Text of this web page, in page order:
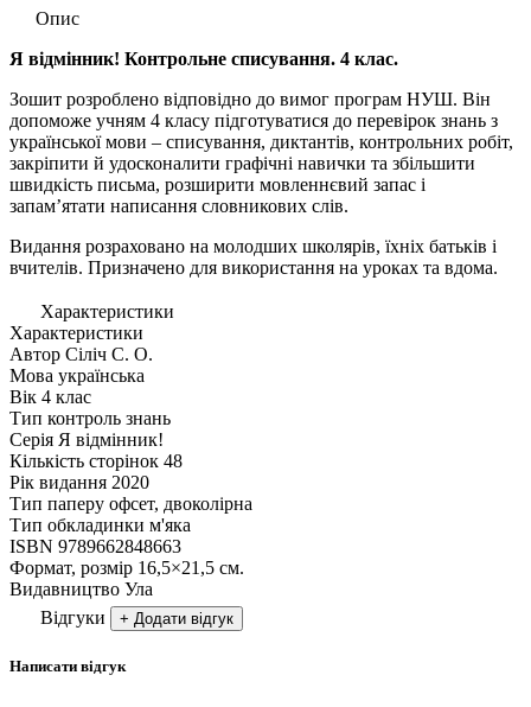
Опис
Я відмінник! Контрольне списування. 4 клас.
Зошит розроблено відповідно до вимог програм НУШ. Він
допоможе учням 4 класу підготуватися до перевірок знань з
української мови – списування, диктантів, контрольних робіт,
закріпити й удосконалити графічні навички та збільшити
швидкість письма, розширити мовленнєвий запас і
запам’ятати написання словникових слів.
Видання розраховано на молодших школярів, їхніх батьків і
вчителів. Призначено для використання на уроках та вдома.
Характеристики
Характеристики
Автор Сіліч С. О.
Мова українська
Вік 4 клас
Тип контроль знань
Серія Я відмінник!
Кількість сторінок 48
Рік видання 2020
Тип паперу офсет, двоколірна
Тип обкладинки м'яка
ISBN 9789662848663
Формат, розмір 16,5×21,5 см.
Видавництво Ула
Відгуки
+ Додати відгук
Написати відгук